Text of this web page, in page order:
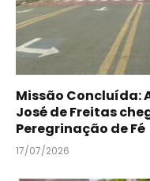
Missão Concluída:
José de Freitas
Peregrinação de Fé
17/07/2026